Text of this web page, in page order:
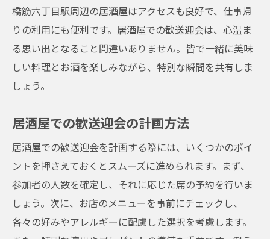
橋筋六丁目駅周辺の居酒屋はアクセスも良好で、仕事帰
りの利用にも便利です。居酒屋での歓送迎会は、心温ま
る思い出となること間違いありません。皆で一緒に美味
しい料理とお酒を楽しみながら、特別な瞬間を共有しま
しょう。
居酒屋での歓送迎会の計画方法
居酒屋での歓送迎会を計画する際には、いくつかのポイ
ントを押さえておくとスムーズに進められます。まず、
参加者の人数を確定し、それに応じた席の予約を行いま
しょう。次に、お店のメニューを事前にチェックし、
各々の好みやアレルギーに配慮した選択を考慮します。